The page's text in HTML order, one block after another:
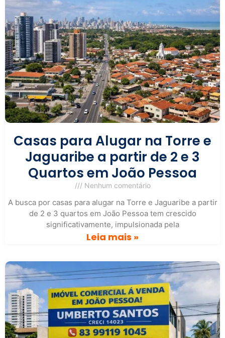
Casas para Alugar na Torre e
Jaguaribe a partir de 2 e 3
Quartos em João Pessoa
Nenhum comentário
A busca por casas para alugar na Torre e Jaguaribe a partir
de 2 e 3 quartos em João Pessoa tem crescido
significativamente, impulsionada pela
Leia mais »